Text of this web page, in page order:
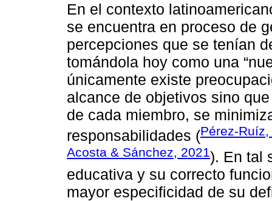
En el contexto
se encuentra en proceso de
percepciones que se tenían
tomándola hoy como una
únicamente existe
alcance de objetivos sino
de cada miembro, se
responsabilidades (Pérez-
Acosta & Sánchez, 2021). En tal
educativa y su correcto
mayor especificidad de su